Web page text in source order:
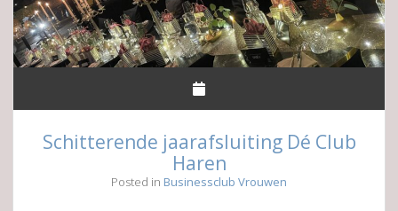
Schitterende jaarafsluiting Dé Club
Haren
Posted in Businessclub Vrouwen